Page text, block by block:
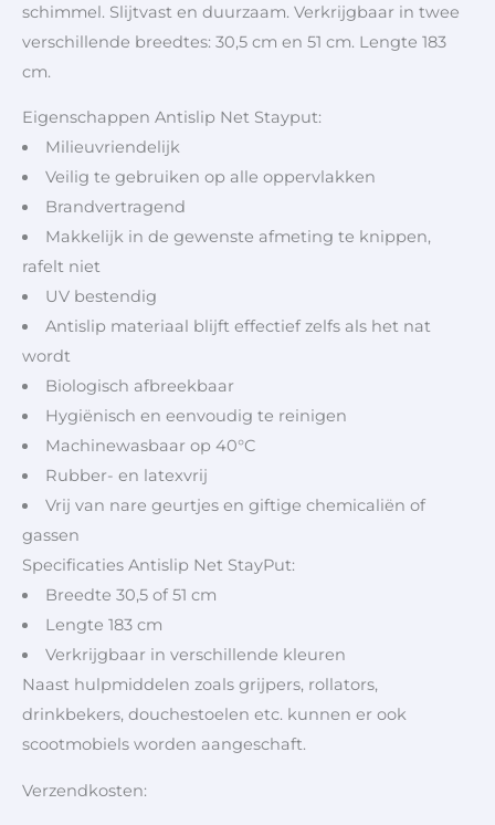
schimmel. Slijtvast en duurzaam. Verkrijgbaar in twee
verschillende breedtes: 30,5 cm en 51 cm. Lengte 183
cm.
Eigenschappen Antislip Net Stayput:
Milieuvriendelijk
Veilig te gebruiken op alle oppervlakken
Brandvertragend
Makkelijk in de gewenste afmeting te knippen,
rafelt niet
UV bestendig
Antislip materiaal blijft effectief zelfs als het nat
wordt
Biologisch afbreekbaar
Hygiënisch en eenvoudig te reinigen
Machinewasbaar op 40°C
Rubber- en latexvrij
Vrij van nare geurtjes en giftige chemicaliën of
gassen
Specificaties Antislip Net StayPut:
Breedte 30,5 of 51 cm
Lengte 183 cm
Verkrijgbaar in verschillende kleuren
Naast hulpmiddelen zoals grijpers, rollators,
drinkbekers, douchestoelen etc. kunnen er ook
scootmobiels worden aangeschaft.
Verzendkosten: